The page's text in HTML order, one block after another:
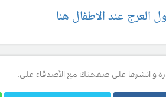
العرج عند الاطفال هنا
و انشرها على صفحتك مع الأصدقاء على: